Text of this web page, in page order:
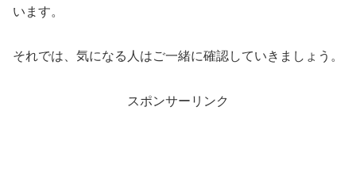
います。
それでは、気になる人はご一緒に確認していきましょう。
スポンサーリンク